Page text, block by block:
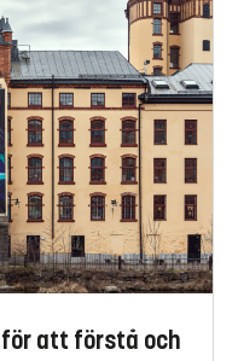
att förstå och